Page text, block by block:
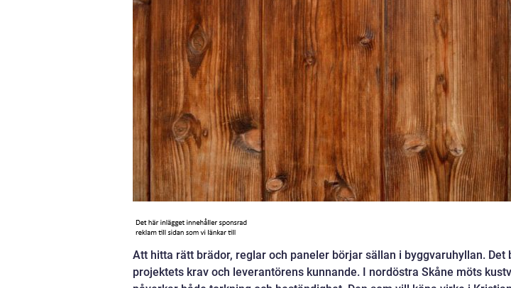
Att hitta rätt brädor, reglar och paneler börjar sällan i byggvaruhyllan. Det
projektets krav och leverantörens kunnande. I nordöstra Skåne möts